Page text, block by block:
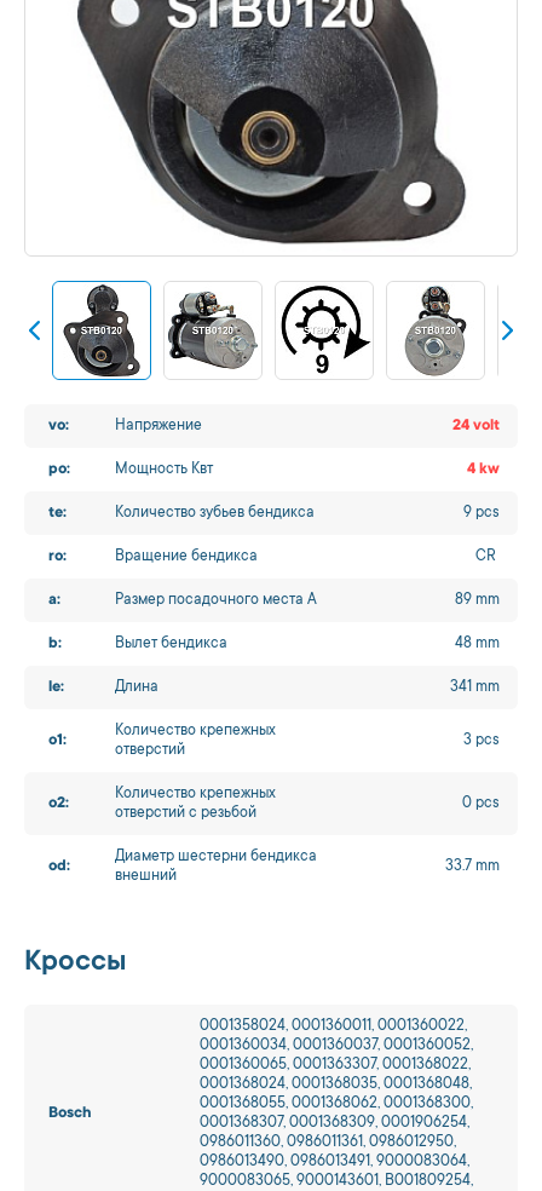
vo: Напряжение 24 volt
po: Мощность Квт 4 kw
te: Количество зубьев бендикса 9 pcs
ro: Вращение бендикса CR
a: Размер посадочного места A 89 mm
b: Вылет бендикса 48 mm
le: Длина 341 mm
o1:
Количество крепежных
отверстий
3 pcs
o2:
Количество крепежных
отверстий с резьбой
0 pcs
od:
Диаметр шестерни бендикса
внешний
33.7 mm
Кроссы
Bosch
0001358024, 0001360011, 0001360022,
0001360034, 0001360037, 0001360052,
0001360065, 0001363307, 0001368022,
0001368024, 0001368035, 0001368048,
0001368055, 0001368062, 0001368300,
0001368307, 0001368309, 0001906254,
0986011360, 0986011361, 0986012950,
0986013490, 0986013491, 9000083064,
9000083065, 9000143601, B001809254,